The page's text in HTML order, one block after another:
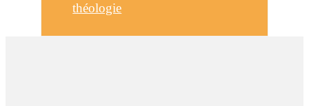
théologie